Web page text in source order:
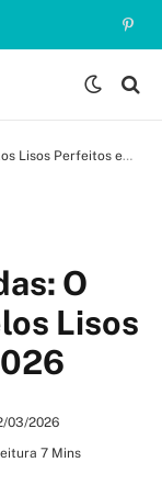
Perfeitos em 2026
O
Lisos
03/2026
7 Mins